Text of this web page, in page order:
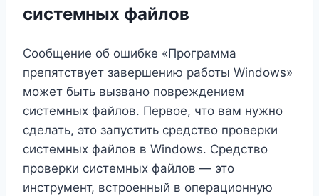
системных файлов
Сообщение об ошибке «Программа
препятствует завершению работы Windows»
может быть вызвано повреждением
системных файлов. Первое, что вам нужно
сделать, это запустить средство проверки
системных файлов в Windows. Средство
проверки системных файлов — это
инструмент, встроенный в операционную